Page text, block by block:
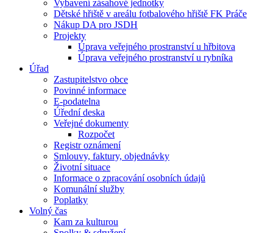
Vybavení zásahové jednotky
Dětské hřiště v areálu fotbalového hřiště FK Práče
Nákup DA pro JSDH
Projekty
Úprava veřejného prostranství u hřbitova
Úprava veřejného prostranství u rybníka
Úřad
Zastupitelstvo obce
Povinné informace
E-podatelna
Úřední deska
Veřejné dokumenty
Rozpočet
Registr oznámení
Smlouvy, faktury, objednávky
Životní situace
Informace o zpracování osobních údajů
Komunální služby
Poplatky
Volný čas
Kam za kulturou